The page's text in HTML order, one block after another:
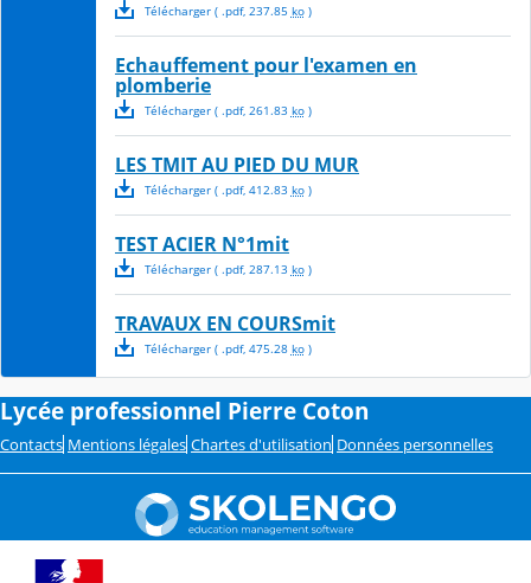
Télécharger( .pdf, 237.85 ko)
Echauffement pour l'examen en
plomberie
Télécharger( .pdf, 261.83 ko)
LES TMIT AU PIED DU MUR
Télécharger( .pdf, 412.83 ko)
TEST ACIER N°1mit
Télécharger( .pdf, 287.13 ko)
TRAVAUX EN COURSmit
Télécharger( .pdf, 475.28 ko)
Lycée professionnel Pierre Coton
Contacts Mentions légales Chartes d'utilisation Données personnelles